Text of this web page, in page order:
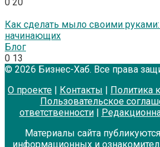
Как сделать мыло своими руками:
начинающих
Блог
0 13
© 2026 Бизнес-Хаб. Все права
О проекте | Контакты | Политика
Пользовательское
ответственности|
Материалы сайта
информационных и